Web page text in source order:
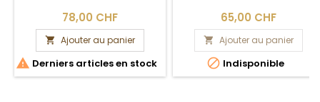
78,00 CHF
 Ajouter au panier
 Derniers articles en stock
65,00 CHF
 Ajouter au panier
 Indisponible